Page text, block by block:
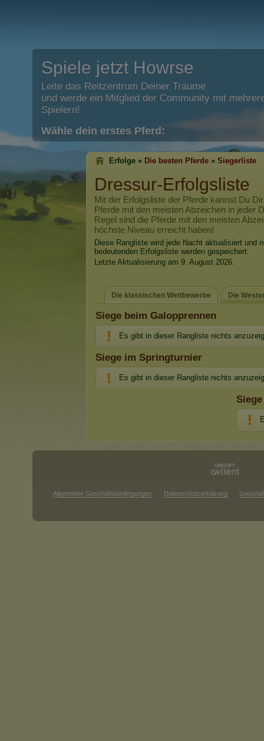
Spiele jetzt Howrse
Leite das Reitzentrum Deiner Träume
und werde ein Mitglied der Community mit
Spielern!
Wähle dein erstes Pferd:
Erfolge » Die besten Pferde » Siegerliste
Dressur-Erfolgsliste
Mit der Erfolgsliste der Pferde kannst Du
Pferde mit den meisten Abzeichen in jeder
Regel sind die Pferde mit den meisten
höchste Niveau erreicht haben!
Diese Rangliste wird jede Nacht aktualisiert und
bedeutenden Erfolgsliste werden gespeichert.
Letzte Aktualisierung am 9. August 2026.
Die klassischen Wettbewerbe Die
Siege beim Galopprennen
Es gibt in dieser Rangliste nichts
Siege im Springturnier
Es gibt in dieser Rangliste nichts
Allgemeine Geschäftsbedingungen Datenschutzerklärung